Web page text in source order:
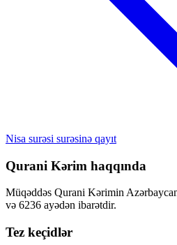
Nisa surəsi surəsinə qayıt
Qurani Kərim haqqında
Müqəddəs Qurani Kərimin
və 6236 ayədən ibarətdir.
Tez keçidlər